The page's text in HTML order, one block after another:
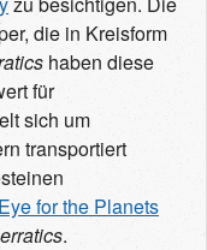
die in Kreisform
haben diese
für
sich um
transportiert
for the Planets
erratics.